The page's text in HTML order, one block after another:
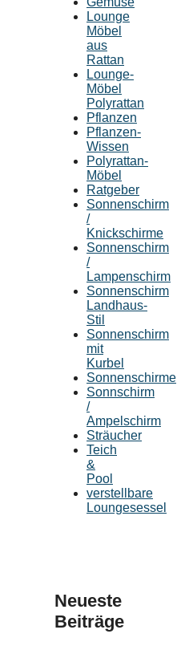
Lounge
Möbel
aus
Rattan
Lounge-
Möbel
Polyrattan
Pflanzen
Pflanzen-
Wissen
Polyrattan-
Möbel
Ratgeber
Sonnenschirm
/
Knickschirme
Sonnenschirm
/
Lampenschirm
Sonnenschirm
Landhaus-
Stil
Sonnenschirm
mit
Kurbel
Sonnenschirme
Sonnschirm
/
Ampelschirm
Sträucher
Teich
&
Pool
verstellbare
Loungesessel
Neueste
Beiträge